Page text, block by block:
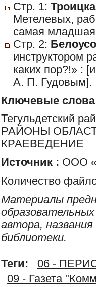
Стр. 1:
Метелевых,
самая
Стр. 2:
инструктором
каких пор?!» :
А. П. Гудовым].
Ключевые слова
Тегульдетский
РАЙОНЫ
КРАЕВЕДЕНИЕ
Источник : ООО
Количество
Материалы
автора,
библиотеки.
Теги:
06 -
09 - Газета